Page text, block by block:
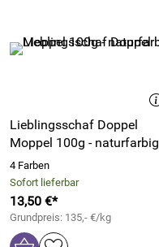
Lieblingsschaf Doppel
Moppel 100g - naturfarbig
4 Farben
Sofort lieferbar
13,50 €*
Grundpreis: 135,- €/kg